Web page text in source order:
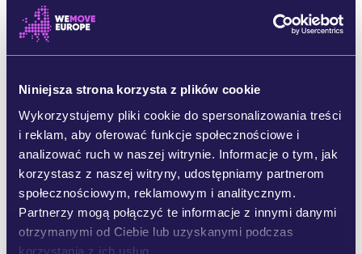
Niniejsza strona korzysta z plików cookie
Wykorzystujemy pliki cookie do spersonalizowania treści
i reklam, aby oferować funkcje społecznościowe i
analizować ruch w naszej witrynie. Informacje o tym, jak
korzystasz z naszej witryny, udostępniamy partnerom
społecznościowym, reklamowym i analitycznym.
Partnerzy mogą połączyć te informacje z innymi danymi
otrzymanymi od Ciebie lub uzyskanymi podczas
korzystania z ich usług.
pacjentów – a to dopiero początki. [3]
Palantir zdobywa coraz większe wpływy w
wie.
Dlatego musimy rzucić na nie ostre światło. W
przeciwnym razie ryzykujemy, że technologie
służące do inwigilacji i prowadzenia wojen
rozprzestrzenią się jeszcze bardziej po naszym
kontynencie, a Europa będzie bez ograniczeń
wręczać nasze wrażliwe dane gigantycznej
amerykańskiej korporacji.